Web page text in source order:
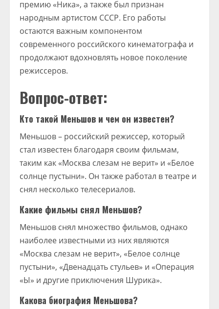
премию «Ника», а также был признан
народным артистом СССР. Его работы
остаются важным компонентом
современного российского кинематографа и
продолжают вдохновлять новое поколение
режиссеров.
Вопрос-ответ:
Кто такой Меньшов и чем он известен?
Меньшов – российский режиссер, который
стал известен благодаря своим фильмам,
таким как «Москва слезам не верит» и «Белое
солнце пустыни». Он также работал в театре и
снял несколько телесериалов.
Какие фильмы снял Меньшов?
Меньшов снял множество фильмов, однако
наиболее известными из них являются
«Москва слезам не верит», «Белое солнце
пустыни», «Двенадцать стульев» и «Операция
«Ы» и другие приключения Шурика».
Какова биография Меньшова?